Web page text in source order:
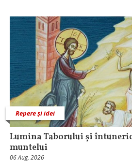
Repere și idei
Lumina Taborului și
muntelui
06 Aug, 2026